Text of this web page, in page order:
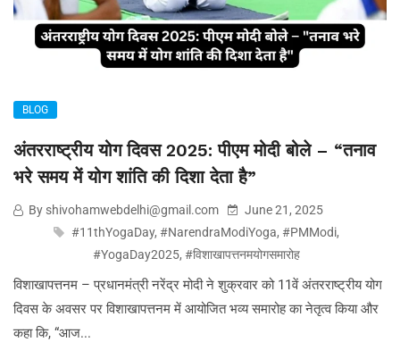
BLOG
अंतरराष्ट्रीय योग दिवस 2025: पीएम मोदी बोले – “तनाव
भरे समय में योग शांति की दिशा देता है”
By shivohamwebdelhi@gmail.com
June 21, 2025
#11thYogaDay, #NarendraModiYoga, #PMModi,
#YogaDay2025, #विशाखापत्तनमयोगसमारोह
विशाखापत्तनम – प्रधानमंत्री नरेंद्र मोदी ने शुक्रवार को 11वें अंतरराष्ट्रीय योग
दिवस के अवसर पर विशाखापत्तनम में आयोजित भव्य समारोह का नेतृत्व किया और
कहा कि, “आज...